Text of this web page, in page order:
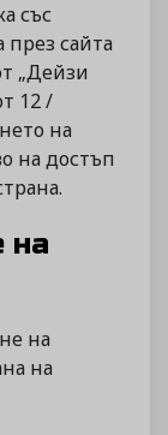
със
през сайта
„Дейзи
12 /
на
на достъп
на
на
на